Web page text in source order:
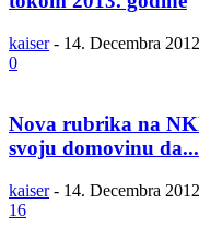
kaiser - 14. Decembra
0
Nova rubrika na
svoju domovinu da...
kaiser - 14. Decembra
16